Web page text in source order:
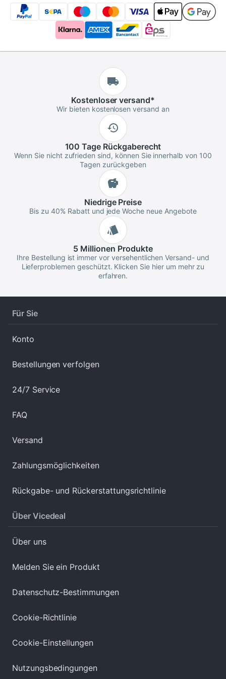
Kostenloser versand*
Wir bieten kostenlosen versand an
100 Tage Rückgaberecht
Wenn Sie nicht zufrieden sind, können Sie innerhalb von 100
Tagen zurückgeben
NiedrigePreise
Bis zu 40% Rabatt und jede Woche neue Angebote
5 Millionen Produkte
Ihre Bestellung ist immer vor versehentlichen Versand- und
Lieferproblemen geschützt. Klicken Sie hier um mehr zu
erfahren.
Für Sie
Konto
Bestellungen verfolgen
24/7 Service
FAQ
Versand
Zahlungsmöglichkeiten
Rückgabe- und Rückerstattungsrichtlinie
Über Vicedeal
Über uns
Melden Sie ein Produkt
Datenschutz-Bestimmungen
Cookie-Richtlinie
Cookie-Einstellungen
Nutzungsbedingungen